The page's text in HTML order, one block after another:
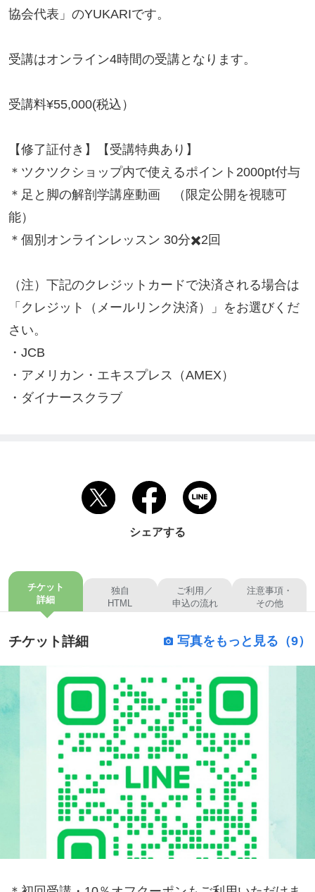
協会代表」のYUKARIです。
受講はオンライン4時間の受講となります。
受講料¥55,000(税込）
【修了証付き】【受講特典あり】
＊ツクツクショップ内で使えるポイント2000pt付与
＊足と脚の解剖学講座動画　（限定公開を視聴可
能）
＊個別オンラインレッスン 30分✖️2回
（注）下記のクレジットカードで決済される場合は
「クレジット（メールリンク決済）」をお選びくだ
さい。
・JCB
・アメリカン・エキスプレス（AMEX）
・ダイナースクラブ
シェアする
チケット
詳細
独自
HTML
ご利用／
申込の流れ
注意事項・
その他
チケット詳細 写真をもっと見る（9）